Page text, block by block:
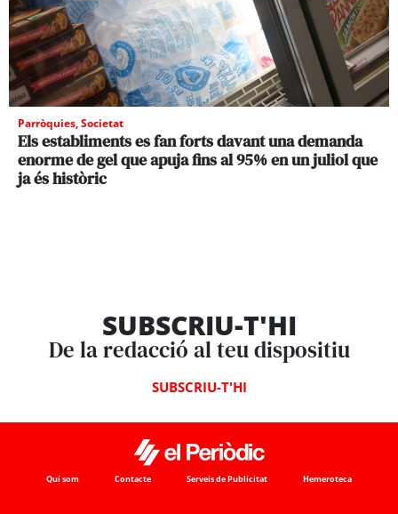
Parròquies,Societat
Els establiments es fan forts davant una demanda
enorme de gel que apuja fins al 95% en un juliol que
ja és històric
SUBSCRIU-T'HI
De la redacció al teu dispositiu
SUBSCRIU-T'HI
Qui som Contacte Serveis de Publicitat Hemeroteca